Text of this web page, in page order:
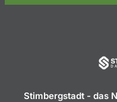
Stimbergstadt - das